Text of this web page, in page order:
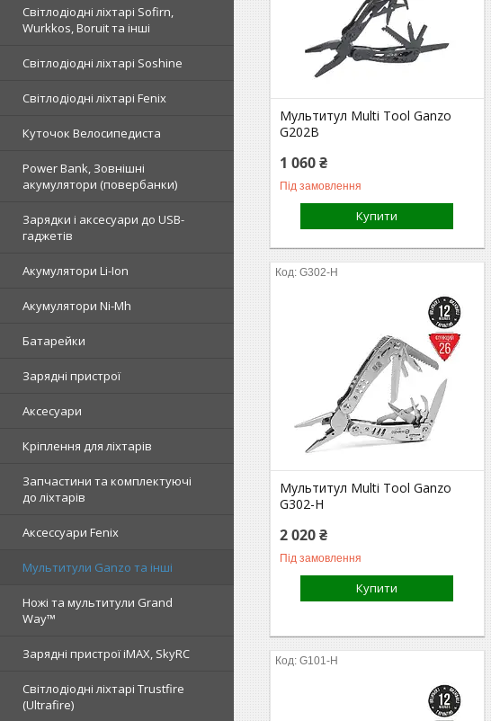
Світлодіодні ліхтарі Sofirn,
Wurkkos, Boruit та інші
Світлодіодні ліхтарі Soshine
Світлодіодні ліхтарі Fenix
Куточок Велосипедиста
Power Bank, Зовнішні
акумулятори (повербанки)
Зарядки і аксесуари до USB-
гаджетів
Акумулятори Li-Ion
Акумулятори Ni-Mh
Батарейки
Зарядні пристрої
Аксесуари
Кріплення для ліхтарів
Запчастини та комплектуючі
до ліхтарів
Аксессуари Fenix
Мультитули Ganzo та інші
Ножі та мультитули Grand
Way™
Зарядні пристрої iMAX, SkyRC
Світлодіодні ліхтарі Trustfire
(Ultrafire)
Мультитул Multi Tool Ganzo
G202B
1 060 ₴
Під замовлення
Купити
G302-H
Мультитул Multi Tool Ganzo
G302-H
2 020 ₴
Під замовлення
Купити
G101-H